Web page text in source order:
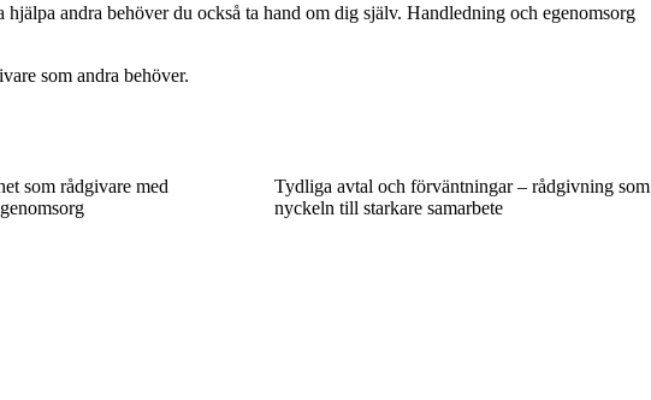
andra behöver du också ta hand om dig själv. Handledning och egenomsorg
som andra behöver.
som rådgivare med
Tydliga avtal och förväntningar – rådgivning som
nyckeln till starkare samarbete